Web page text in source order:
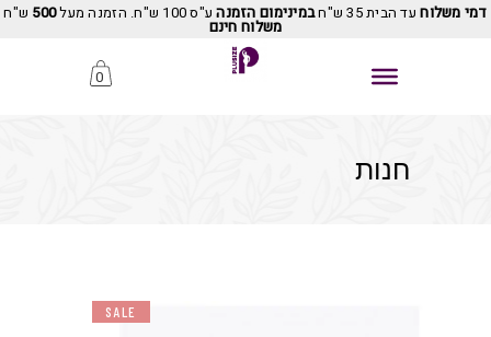
דמי משלוחעד הבית 35 ש"ח במינימום הזמנהע"ס 100 ש"ח. הזמנה מעל 500 ש"ח
משלוח חינם
0
חנות
SALE